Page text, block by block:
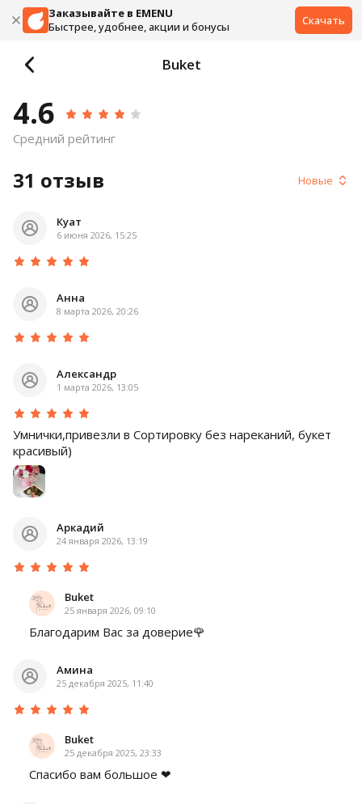
Заказывайте в EMENU
Быстрее, удобнее, акции и бонусы
Скачать
Buket
4.6
Средний рейтинг
31 отзыв Новые
Куат
6 июня 2026, 15:25
Анна
8 марта 2026, 20:26
Александр
1 марта 2026, 13:05
Умнички,привезли в Сортировку без нареканий, букет
красивый)
Аркадий
24 января 2026, 13:19
Buket
25 января 2026, 09:10
Благодарим Вас за доверие🌹
Амина
25 декабря 2025, 11:40
Buket
25 декабря 2025, 23:33
Спасибо вам большое ❤